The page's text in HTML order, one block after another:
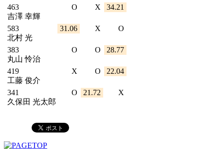
463
吉澤 幸輝
O X 34.21
583
北村 光
31.06 X O
383
丸山 怜治
O O 28.77
419
工藤 俊介
X O 22.04
341
久保田 光太郎
O 21.72 X